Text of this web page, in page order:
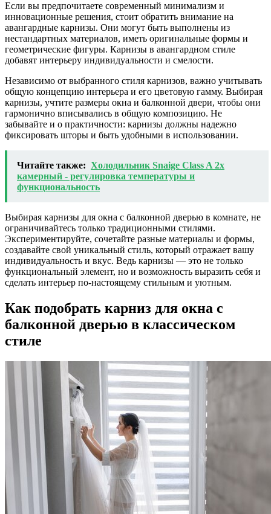
Если вы предпочитаете современный минимализм и
инновационные решения, стоит обратить внимание на
авангардные карнизы. Они могут быть выполнены из
нестандартных материалов, иметь оригинальные формы и
геометрические фигуры. Карнизы в авангардном стиле
добавят интерьеру индивидуальности и смелости.
Независимо от выбранного стиля карнизов, важно учитывать
общую концепцию интерьера и его цветовую гамму. Выбирая
карнизы, учтите размеры окна и балконной двери, чтобы они
гармонично вписывались в общую композицию. Не
забывайте и о практичности: карнизы должны надежно
фиксировать шторы и быть удобными в использовании.
Читайте также: Холодильник Snaige Class A 2х
камерный - регулировка температуры и
функциональность
Выбирая карнизы для окна с балконной дверью в комнате, не
ограничивайтесь только традиционными стилями.
Экспериментируйте, сочетайте разные материалы и формы,
создавайте свой уникальный стиль, который отражает вашу
индивидуальность и вкус. Ведь карнизы — это не только
функциональный элемент, но и возможность выразить себя и
сделать интерьер по-настоящему стильным и уютным.
Как подобрать карниз для окна с
балконной дверью в классическом
стиле